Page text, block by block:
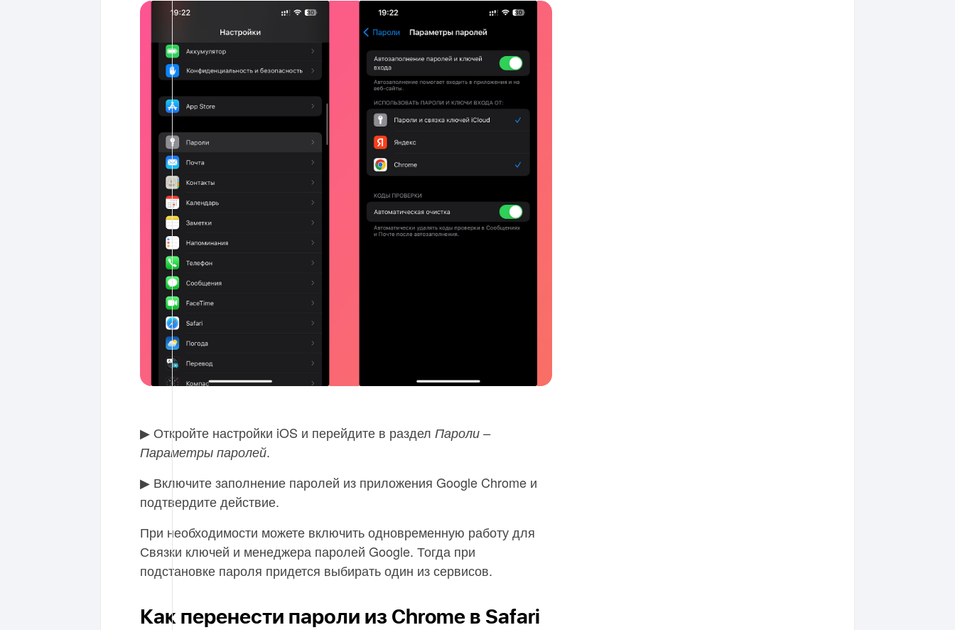
▶ Откройте настройки iOS и перейдите в раздел Пароли –
Параметры паролей.
▶ Включите заполнение паролей из приложения Google Chrome и
подтвердите действие.
При необходимости можете включить одновременную работу для
Связки ключей и менеджера паролей Google. Тогда при
подстановке пароля придется выбирать один из сервисов.
Как перенести пароли из Chrome в Safari